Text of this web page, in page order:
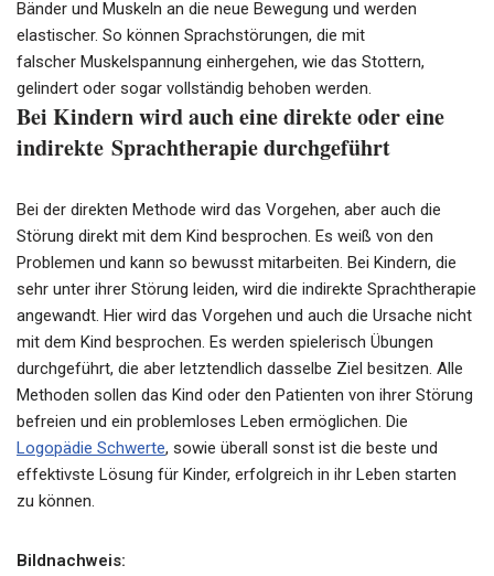
Bänder und Muskeln an die neue Bewegung und werden
elastischer. So können Sprachstörungen, die mit
falscher Muskelspannung einhergehen, wie das Stottern,
gelindert oder sogar vollständig behoben werden.
Bei Kindern wird auch eine direkte oder eine
indirekte Sprachtherapiedurchgeführt
Bei der direkten Methode wird das Vorgehen, aber auch die
Störung direkt mit dem Kind besprochen. Es weiß von den
Problemen und kann so bewusst mitarbeiten. Bei Kindern, die
sehr unter ihrer Störung leiden, wird die indirekte Sprachtherapie
angewandt. Hier wird das Vorgehen und auch die Ursache nicht
mit dem Kind besprochen. Es werden spielerisch Übungen
durchgeführt, die aber letztendlich dasselbe Ziel besitzen. Alle
Methoden sollen das Kind oder den Patienten von ihrer Störung
befreien und ein problemloses Leben ermöglichen. Die
Logopädie Schwerte, sowie überall sonst ist die beste und
effektivste Lösung für Kinder, erfolgreich in ihr Leben starten
zu können.
Bildnachweis: